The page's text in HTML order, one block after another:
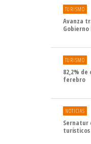
TURISMO
Avanza
Gobierno
TURISMO
82,2%
ferebro
NOTICIAS
Sernatur
turísticos